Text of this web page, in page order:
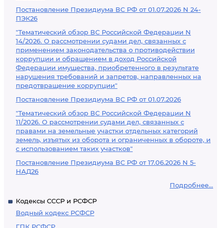
Постановление Президиума ВС РФ от 01.07.2026 N 24-
ПЭК26
"Тематический обзор ВС Российской Федерации N
14/2026. О рассмотрении судами дел, связанных с
применением законодательства о противодействии
коррупции и обращением в доход Российской
Федерации имущества, приобретенного в результате
нарушения требований и запретов, направленных на
предотвращение коррупции"
Постановление Президиума ВС РФ от 01.07.2026
"Тематический обзор ВС Российской Федерации N
11/2026. О рассмотрении судами дел, связанных с
правами на земельные участки отдельных категорий
земель, изъятых из оборота и ограниченных в обороте, и
с использованием таких участков"
Постановление Президиума ВС РФ от 17.06.2026 N 5-
НАД26
Подробнее...
Кодексы СССР и РСФСР
Водный кодекс РСФСР